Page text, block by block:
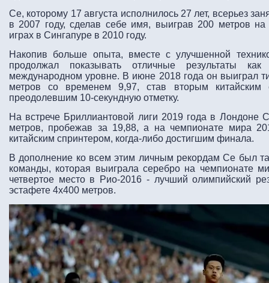
Се, которому 17 августа исполнилось 27 лет, всерьез
в 2007 году, сделав себе имя, выиграв 200 метров
играх в Сингапуре в 2010 году.
Накопив больше опыта, вместе с улучшенной
продолжал показывать отличные результаты
международном уровне. В июне 2018 года он выиграл
метров со временем 9,97, став вторым китайским
преодолевшим 10-секундную отметку.
На встрече Бриллиантовой лиги 2019 года в Лондоне
метров, пробежав за 19,88, а на чемпионате мира
китайским спринтером, когда-либо достигшим финала.
В дополнение ко всем этим личным рекордам Се был
команды, которая выиграла серебро на чемпионате
четвертое место в Рио-2016 - лучший олимпийский
эстафете 4х400 метров.